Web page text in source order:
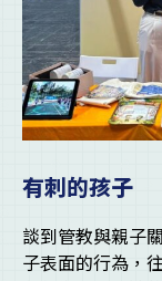
有刺的孩子
談到管教與親子
子表面的行為，